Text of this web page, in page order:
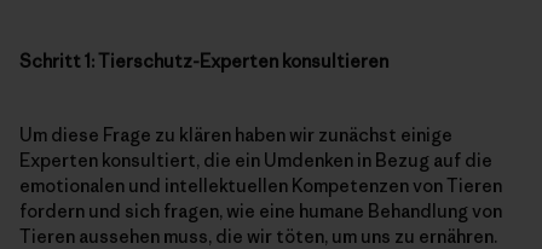
Schritt 1: Tierschutz-Experten konsultieren
Um diese Frage zu klären haben wir zunächst einige
Experten konsultiert, die ein Umdenken in Bezug auf die
emotionalen und intellektuellen Kompetenzen von Tieren
fordern und sich fragen, wie eine humane Behandlung von
Tieren aussehen muss, die wir töten, um uns zu ernähren.